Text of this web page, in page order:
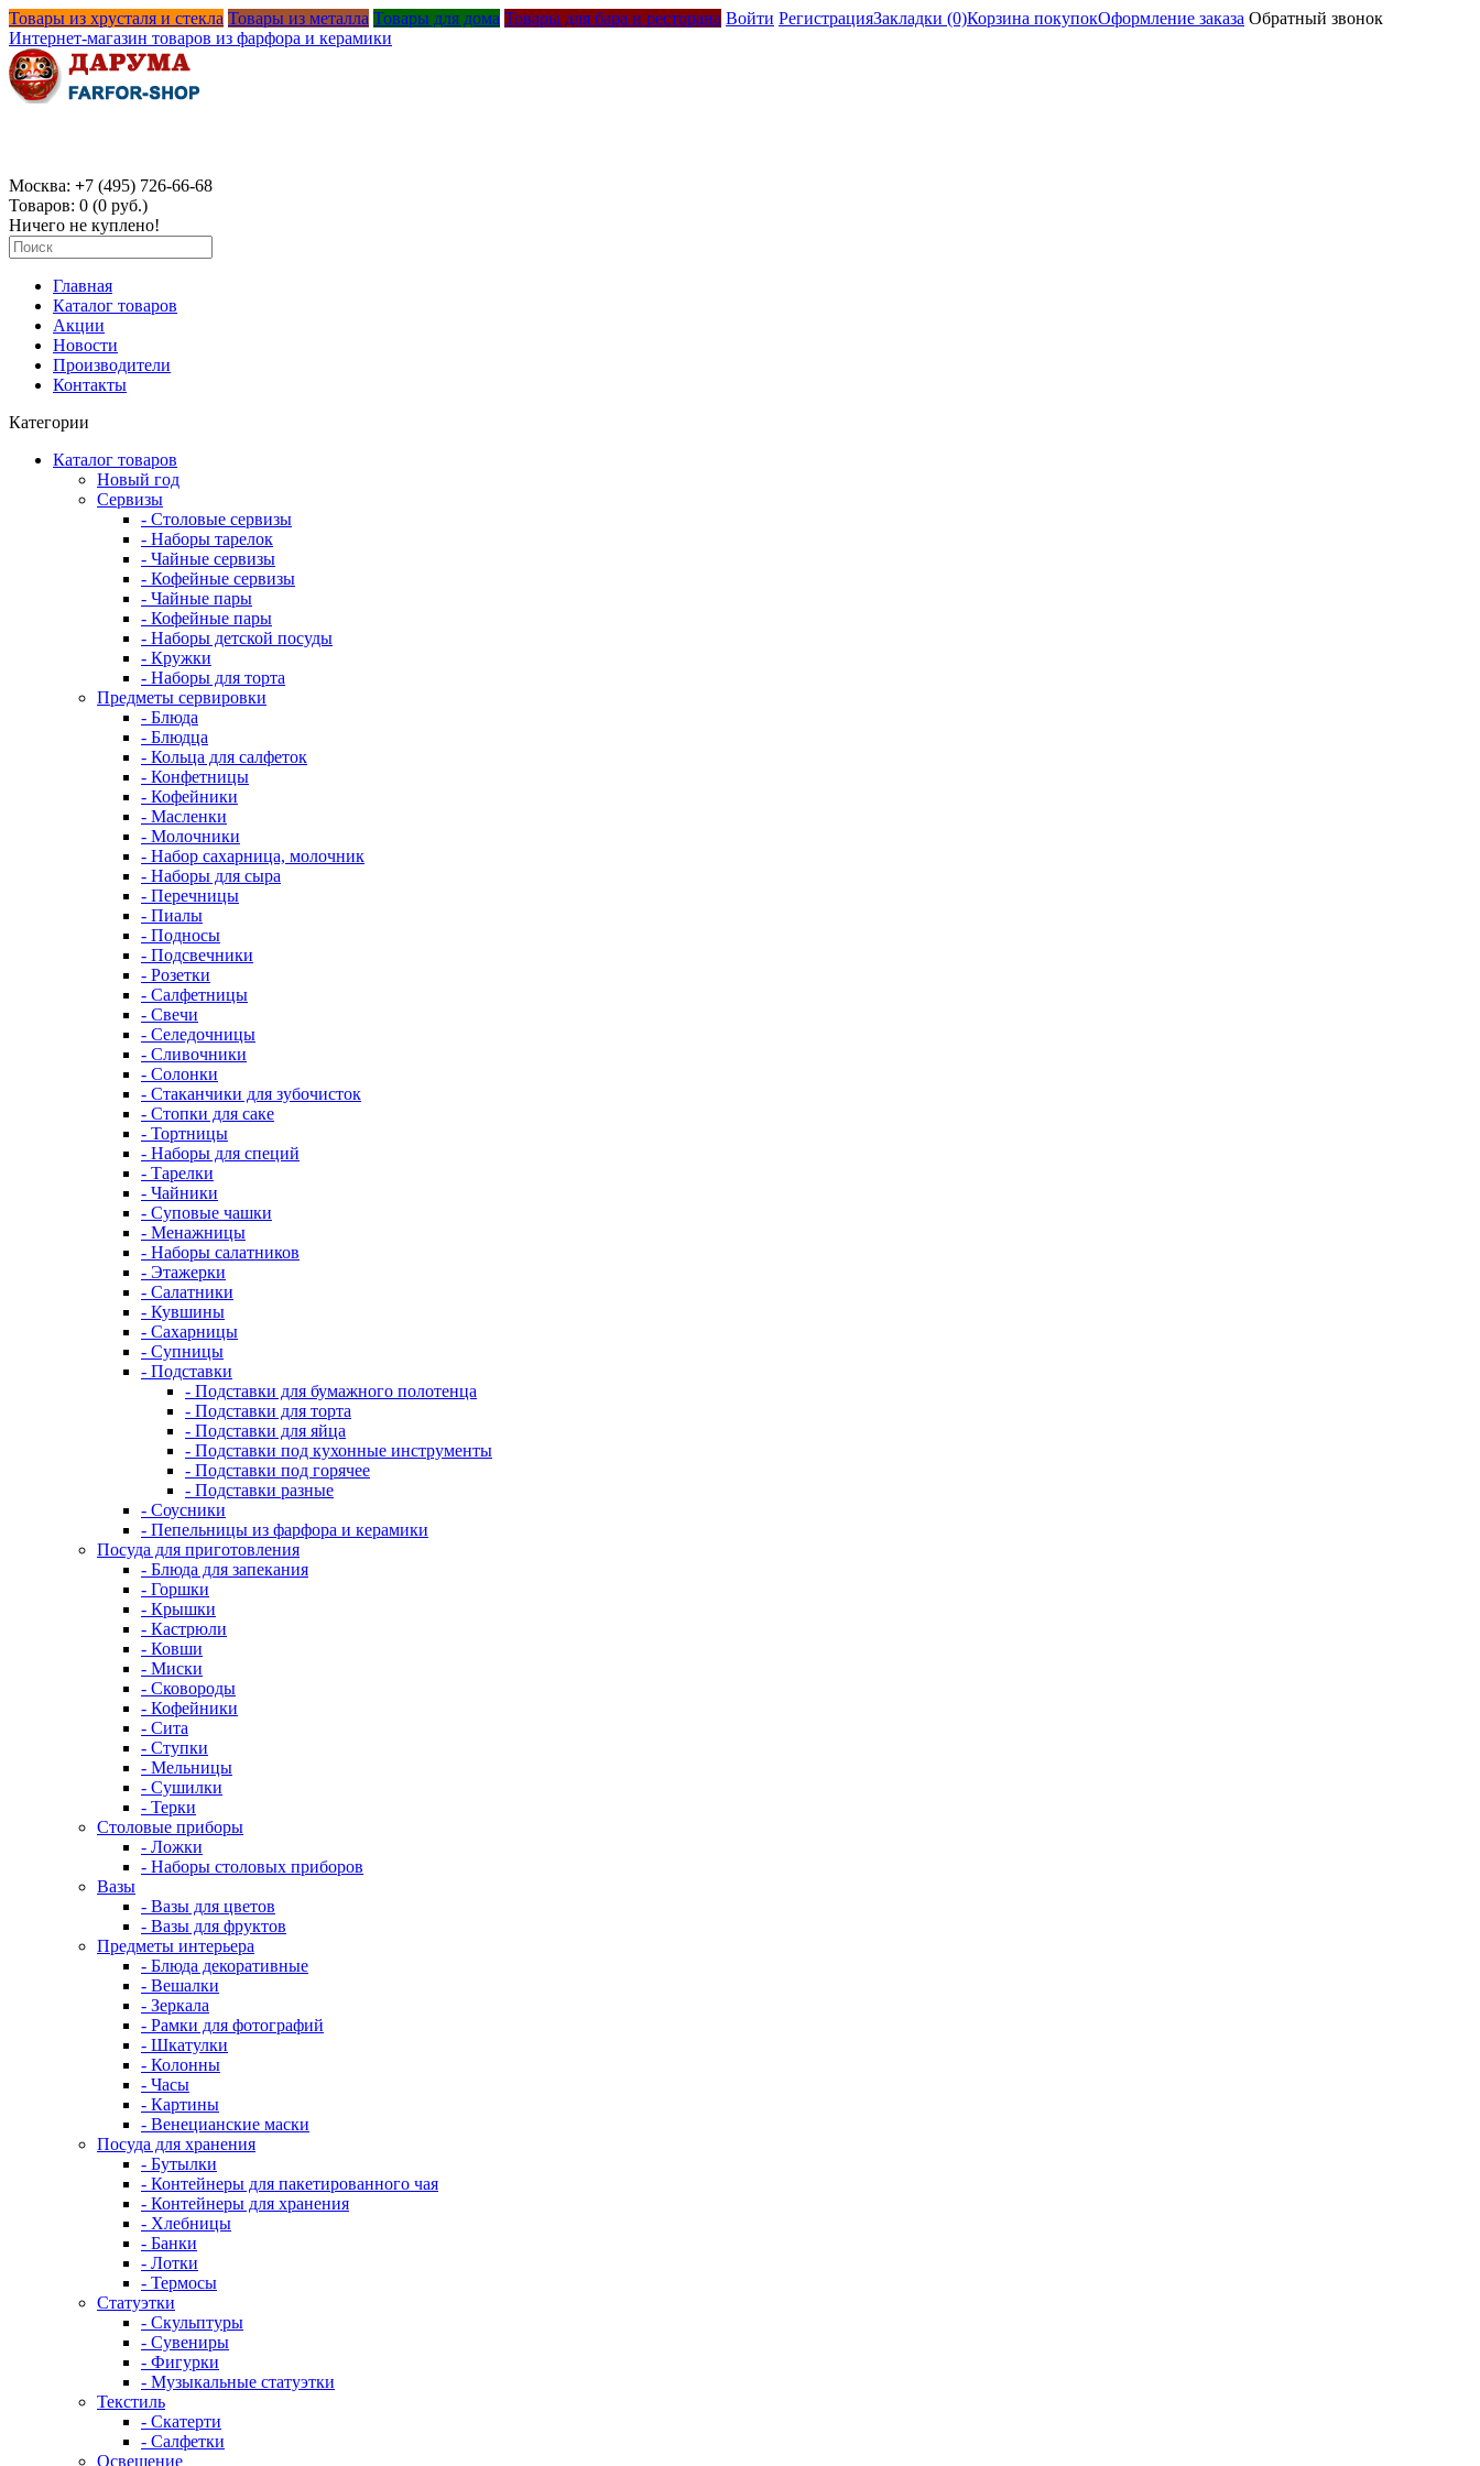
Товары из хрусталя и стекла Товары из металла Товары для дома Товары для бара и ресторана Войти РегистрацияЗакладки (0)Корзина покупокОформление заказа Обратный звонок
Интернет-магазин товаров из фарфора и керамики
Москва: +7 (495) 726-66-68
Товаров: 0 (0 руб.)
Ничего не куплено!
Главная
Каталог товаров
Акции
Новости
Производители
Контакты
Категории
Каталог товаров
Новый год
Сервизы
- Столовые сервизы
- Наборы тарелок
- Чайные сервизы
- Кофейные сервизы
- Чайные пары
- Кофейные пары
- Наборы детской посуды
- Кружки
- Наборы для торта
Предметы сервировки
- Блюда
- Блюдца
- Кольца для салфеток
- Конфетницы
- Кофейники
- Масленки
- Молочники
- Набор сахарница, молочник
- Наборы для сыра
- Перечницы
- Пиалы
- Подносы
- Подсвечники
- Розетки
- Салфетницы
- Свечи
- Селедочницы
- Сливочники
- Солонки
- Стаканчики для зубочисток
- Стопки для саке
- Тортницы
- Наборы для специй
- Тарелки
- Чайники
- Суповые чашки
- Менажницы
- Наборы салатников
- Этажерки
- Салатники
- Кувшины
- Сахарницы
- Супницы
- Подставки
- Подставки для бумажного полотенца
- Подставки для торта
- Подставки для яйца
- Подставки под кухонные инструменты
- Подставки под горячее
- Подставки разные
- Соусники
- Пепельницы из фарфора и керамики
Посуда для приготовления
- Блюда для запекания
- Горшки
- Крышки
- Кастрюли
- Ковши
- Миски
- Сковороды
- Кофейники
- Сита
- Ступки
- Мельницы
- Сушилки
- Терки
Столовые приборы
- Ложки
- Наборы столовых приборов
Вазы
- Вазы для цветов
- Вазы для фруктов
Предметы интерьера
- Блюда декоративные
- Вешалки
- Зеркала
- Рамки для фотографий
- Шкатулки
- Колонны
- Часы
- Картины
- Венецианские маски
Посуда для хранения
- Бутылки
- Контейнеры для пакетированного чая
- Контейнеры для хранения
- Хлебницы
- Банки
- Лотки
- Термосы
Статуэтки
- Скульптуры
- Сувениры
- Фигурки
- Музыкальные статуэтки
Текстиль
- Скатерти
- Салфетки
Освещение